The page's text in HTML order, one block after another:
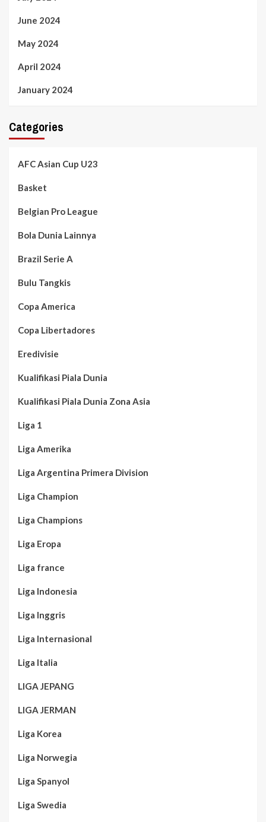
June 2024
May 2024
April 2024
January 2024
Categories
AFC Asian Cup U23
Basket
Belgian Pro League
Bola Dunia Lainnya
Brazil Serie A
Bulu Tangkis
Copa America
Copa Libertadores
Eredivisie
Kualifikasi Piala Dunia
Kualifikasi Piala Dunia Zona Asia
Liga 1
Liga Amerika
Liga Argentina Primera Division
Liga Champion
Liga Champions
Liga Eropa
Liga france
Liga Indonesia
Liga Inggris
Liga Internasional
Liga Italia
LIGA JEPANG
LIGA JERMAN
Liga Korea
Liga Norwegia
Liga Spanyol
Liga Swedia